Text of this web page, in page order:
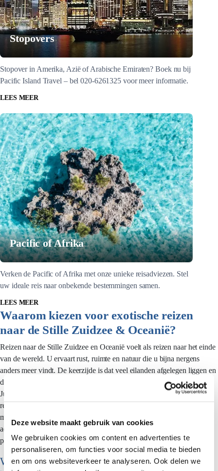
Deze website maakt gebruik van cookies
We gebruiken cookies om content en advertenties te
personaliseren, om functies voor social media te bieden
en om ons websiteverkeer te analyseren. Ook delen we
Stopovers
Stopover in Amerika, Azië of Arabische Emiraten? Boek nu bij
Pacific Island Travel – bel 020-6261325 voor meer informatie.
LEES MEER
Pacific of Afrika
Verken de Pacific of Afrika met onze unieke reisadviezen. Stel
uw ideale reis naar onbekende bestemmingen samen.
LEES MEER
Waarom kiezen voor exotische reizen
naar de Stille Zuidzee & Oceanië?
Reizen naar de Stille Zuidzee en Oceanië voelt als reizen naar het einde
van de wereld. U ervaart rust, ruimte en natuur die u bijna nergens
anders meer vindt. De keerzijde is dat veel eilanden afgelegen liggen en
de infrastructuur soms beperkt is.
Juist daarom is een goed doordachte route belangrijk. U wilt de lange
reisduur en overstappen benutten voor een ontspannen, logische reis,
met accommodaties en voorzieningen die passen bij uw wensen. Wij
adviseren daarom om uw route en tempo bewust te kiezen, zodat u ter
plekke echt de tijd heeft om te landen.
Wat maakt een reis met Pacific Island Travel